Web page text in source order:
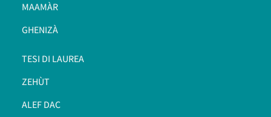
MAAMÀR
GHENIZÀ
TESI DI LAUREA
ZEHÙT
ALEF DAC